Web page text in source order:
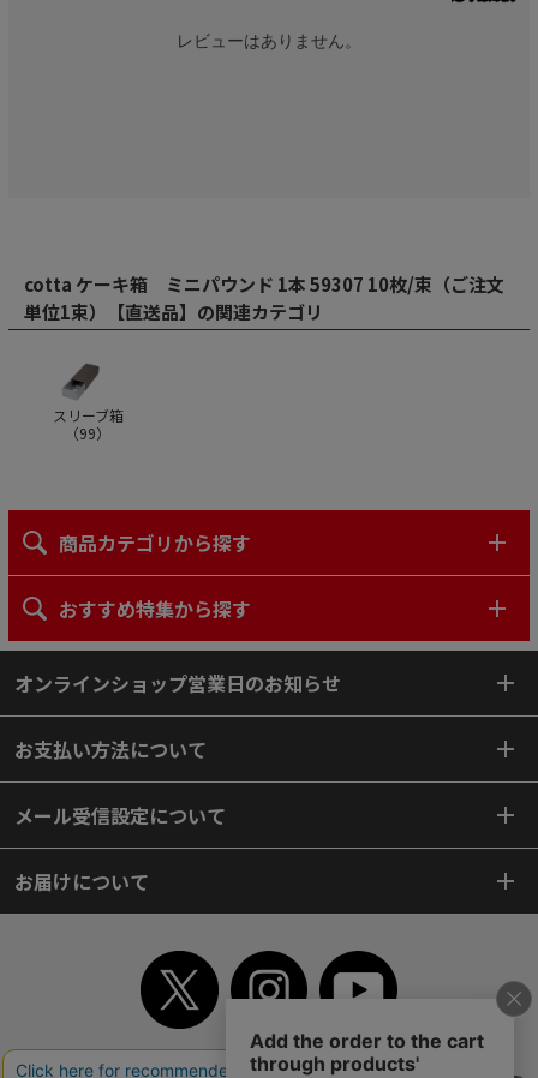
レビューはありません。
cotta ケーキ箱 ミニパウンド 1本 59307 10枚/束（ご注文
単位1束）【直送品】の関連カテゴリ
スリーブ箱
（99）
商品カテゴリから探す
おすすめ特集から探す
オンラインショップ営業日のお知らせ
お支払い方法について
メール受信設定について
お届けについて
TOP 初めてご利用のお客様へ ご利用案内 ご利用規約